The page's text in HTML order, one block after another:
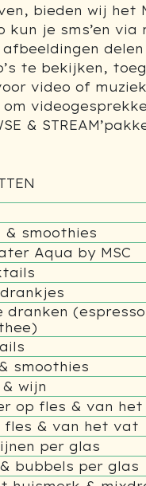
bieden wij het
kun je sms’en
te bekijken,
video of
&
& smoothies
Aqua by MSC
dranken
smoothies
wijn
op fles & van
fles & van het vat
per glas
bubbels per glas